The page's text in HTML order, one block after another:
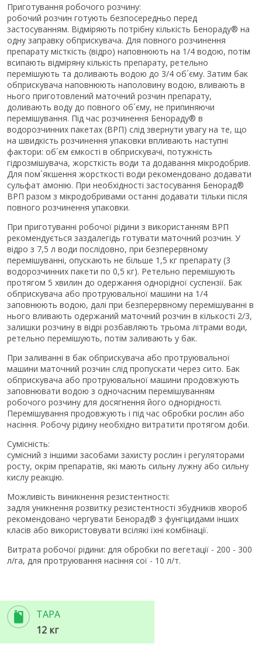
Приготування робочого розчину:
робочий розчин готують безпосередньо перед
застосуванням. Відміряють потрібну кількість Бенораду® на
одну заправку обприскувача. Для повного розчинення
препарату місткість (відро) наповнюють на 1/4 водою, потім
всипають відміряну кількість препарату, ретельно
перемішують та доливають водою до 3/4 об´єму. Затим бак
обприскувача наповнюють наполовину водою, вливають в
нього приготовлений маточний розчин препарату,
доливають воду до повного об´єму, не припиняючи
перемішування. Під час розчинення Бенораду® в
водорозчинних пакетах (ВРП) слід звернути увагу на те, що
на швидкість розчинення упаковки впливають наступні
фактори: об´єм ємкості в обприскувачі, потужність
гідрозмішувача, жорсткість води та додавання мікродобрив.
Для пом´якшення жорсткості води рекомендовано додавати
сульфат амонію. При необхідності застосування Бенорад®
ВРП разом з мікродобривами останні додавати тільки після
повного розчинення упаковки.
При приготуванні робочої рідини з використанням ВРП
рекомендується заздалегідь готувати маточний розчин. У
відро з 7,5 л води послідовно, при безперервному
перемішуванні, опускають не більше 1,5 кг препарату (3
водорозчинних пакети по 0,5 кг). Ретельно перемішують
протягом 5 хвилин до одержання однорідної суспензії. Бак
обприскувача або протруювальної машини на 1/4
заповнюють водою, далі при безперервному перемішуванні в
нього вливають одержаний маточний розчин в кількості 2/3,
залишки розчину в відрі розбавляють трьома літрами води,
ретельно перемішують, потім заливають у бак.
При заливанні в бак обприскувача або протруювальної
машини маточний розчин слід пропускати через сито. Бак
обприскувача або протруювальної машини продовжують
заповнювати водою з одночасним перемішуванням
робочого розчину для досягнення його однорідності.
Перемішування продовжують і під час обробки рослин або
насіння. Робочу рідину необхідно витратити протягом доби.
Сумісність:
сумісний з іншими засобами захисту рослин і регуляторами
росту, окрім препаратів, які мають сильну лужну або сильну
кислу реакцію.
Можливість виникнення резистентності:
задля уникнення розвитку резистентності збудників хвороб
рекомендовано чергувати Бенорад® з фунгіцидами інших
класів або використовувати всілякі їхні комбінації.
Витрата робочої рідини: для обробки по вегетації - 200 - 300
л/га, для протруювання насіння сої - 10 л/т.
ТАРА
12 кг